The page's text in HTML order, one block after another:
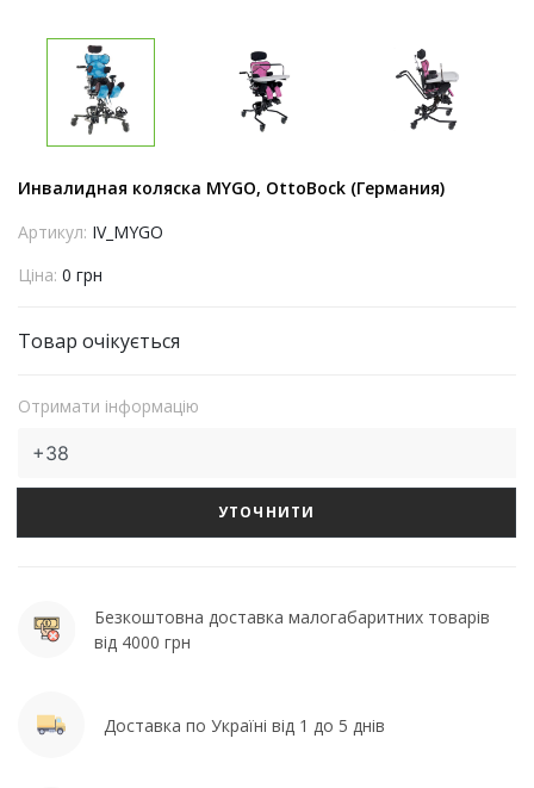
Инвалидная коляска MYGO, OttoBock (Германия)
Артикул: IV_MYGO
Ціна: 0 грн
Товар очікується
Отримати інформацію
УТОЧНИТИ
Безкоштовна доставка малогабаритних товарів
від 4000 грн
Доставка по Україні від 1 до 5 днів